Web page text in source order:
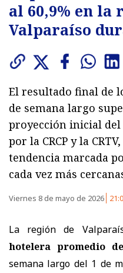
al 60,9% en la
Valparaíso
El resultado final de
de semana largo
proyección inicial
por la CRCP y la
tendencia marcada
cada vez más
Viernes 8 de mayo de 2026
La región de
hotelera promedio de
semana largo del 1 de